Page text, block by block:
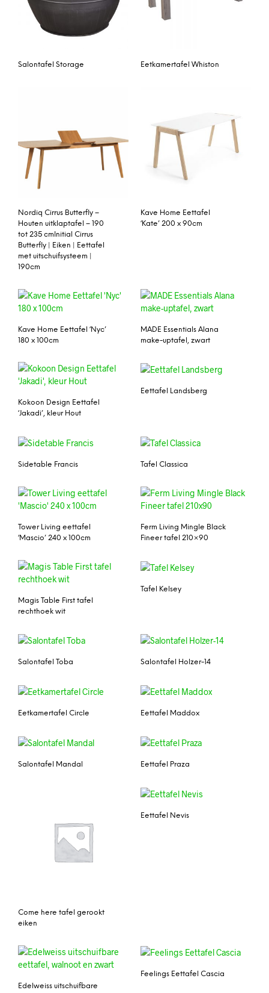
Salontafel Storage Eetkamertafel Whiston
Nordiq Cirrus Butterfly –
Houten uitklaptafel – 190
tot 235 cmInitial Cirrus
Butterfly | Eiken | Eettafel
met uitschuifsysteem |
190cm
Kave Home Eettafel
‘Kate’ 200 x 90cm
Kave Home Eettafel ‘Nyc’
180 x 100cm
MADE Essentials Alana
make-uptafel, zwart
Kokoon Design Eettafel
‘Jakadi’, kleur Hout
Eettafel Landsberg
Sidetable Francis Tafel Classica
Tower Living eettafel
‘Mascio’ 240 x 100cm
Ferm Living Mingle Black
Fineer tafel 210×90
Magis Table First tafel
rechthoek wit
Tafel Kelsey
Salontafel Toba Salontafel Holzer-14
Eetkamertafel Circle Eettafel Maddox
Salontafel Mandal Eettafel Praza
Come here tafel gerookt
eiken
Eettafel Nevis
Edelweiss uitschuifbare
Feelings Eettafel Cascia